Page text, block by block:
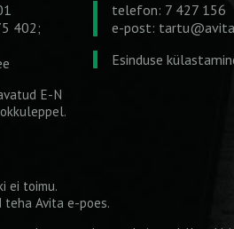
402;
E-N
telefon: 7 427 156
e-post:
Esinduse
ei toimu.
teha Avita e-poes.